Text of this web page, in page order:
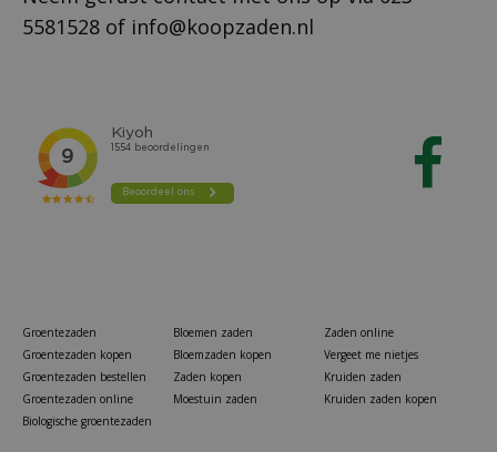
5581528 of info@koopzaden.nl
Groentezaden
Groentezaden kopen
Groentezaden bestellen
Groentezaden online
Biologische groentezaden
Bloemen zaden
Bloemzaden kopen
Zaden kopen
Moestuin zaden
Zaden online
Vergeet me nietjes
Kruiden zaden
Kruiden zaden kopen